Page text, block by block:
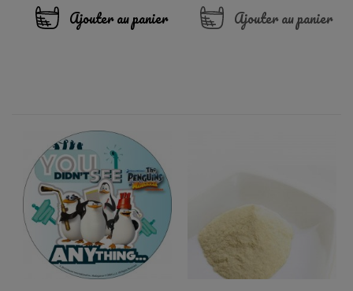
Ajouter au panier Ajouter au panier